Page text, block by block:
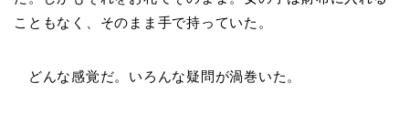
こともなく、そのまま手で持っていた。
どんな感覚だ。いろんな疑問が渦巻いた。